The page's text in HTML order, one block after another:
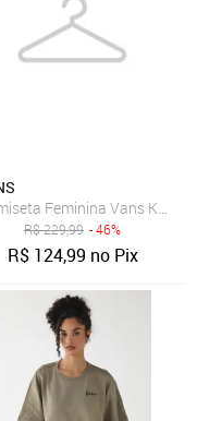
Feminina Vans Knit
R$229,99 - 46%
R$ 124,99 no Pix